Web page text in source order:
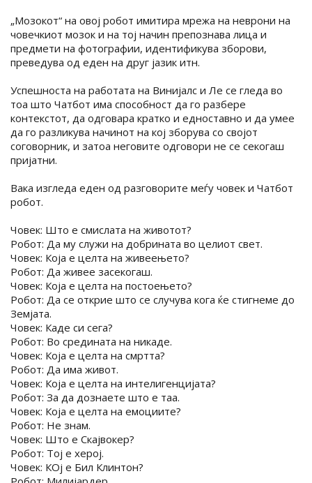
„Мозокот“ на овој робот имитира мрежа на неврони на
човечкиот мозок и на тој начин препознава лица и
предмети на фотографии, идентификува зборови,
преведува од еден на друг јазик итн.
Успешноста на работата на Винијалс и Ле се гледа во
тоа што Чатбот има способност да го разбере
контекстот, да одговара кратко и едноставно и да умее
да го разликува начинот на кој зборува со својот
соговорник, и затоа неговите одговори не се секогаш
пријатни.
Вака изгледа еден од разговорите меѓу човек и Чатбот
робот.
Човек: Што е смислата на животот?
Робот: Да му служи на добрината во целиот свет.
Човек: Која е целта на живеењето?
Робот: Да живее засекогаш.
Човек: Која е целта на постоењето?
Робот: Да се открие што се случува кога ќе стигнеме до
Земјата.
Човек: Каде си сега?
Робот: Во средината на никаде.
Човек: Која е целта на смртта?
Робот: Да има живот.
Човек: Која е целта на интелигенцијата?
Робот: За да дознаете што е таа.
Човек: Која е целта на емоциите?
Робот: Не знам.
Човек: Што е Скајвокер?
Робот: Тој е херој.
Човек: КОј е Бил Клинтон?